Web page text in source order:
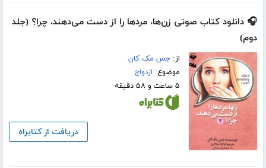
🎧 دانلود کتاب صوتی زن‌ها، مردها را از دست می‌دهند، چرا؟ (جلد
دوم)
از:جس مک کان
موضوع: ازدواج
۵ ساعت و ۵۸ دقیقه
دریافت از کتابراه